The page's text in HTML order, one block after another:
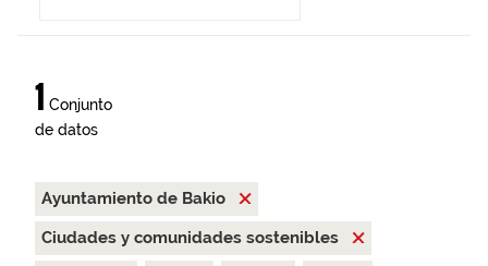
1 Conjunto
de datos
Ayuntamiento de Bakio
Ciudades y comunidades sostenibles